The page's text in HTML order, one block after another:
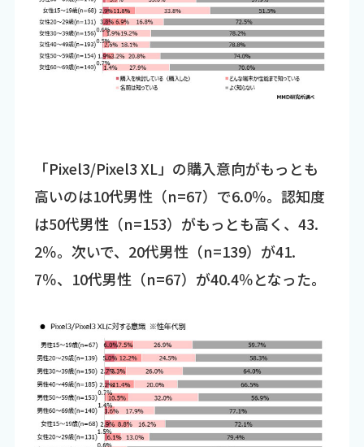
「Pixel3/Pixel3 XL」の購入意向がもっとも
高いのは10代男性（n=67）で6.0％。認知度
は50代男性（n=153）がもっとも高く、43.
2％。次いで、20代男性（n=139）が41.
7％、10代男性（n=67）が40.4％となった。